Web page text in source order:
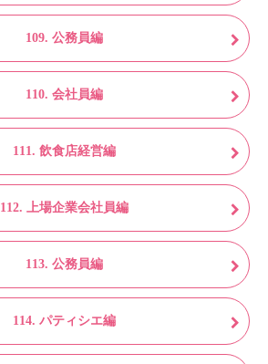
109. 公務員編
110. 会社員編
111. 飲食店経営編
112. 上場企業会社員編
113. 公務員編
114. パティシエ編